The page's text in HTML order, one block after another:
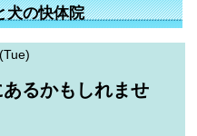
の快体院
るかもしれませ